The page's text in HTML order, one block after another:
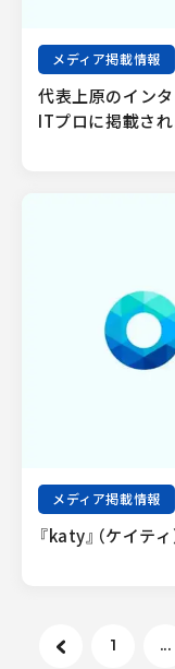
メディア掲載情報
代表上原のイン
ITプロに掲載され
メディア掲載情報
『katy』（ケイテ
1 ...